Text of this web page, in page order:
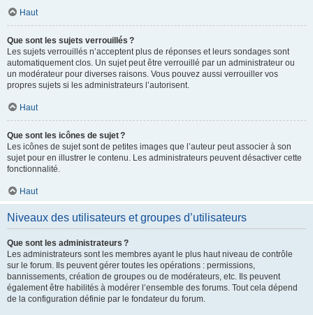
Haut
Que sont les sujets verrouillés ?
Les sujets verrouillés n’acceptent plus de réponses et leurs sondages sont
automatiquement clos. Un sujet peut être verrouillé par un administrateur ou
un modérateur pour diverses raisons. Vous pouvez aussi verrouiller vos
propres sujets si les administrateurs l’autorisent.
Haut
Que sont les icônes de sujet ?
Les icônes de sujet sont de petites images que l’auteur peut associer à son
sujet pour en illustrer le contenu. Les administrateurs peuvent désactiver cette
fonctionnalité.
Haut
Niveaux des utilisateurs et groupes d’utilisateurs
Que sont les administrateurs ?
Les administrateurs sont les membres ayant le plus haut niveau de contrôle
sur le forum. Ils peuvent gérer toutes les opérations : permissions,
bannissements, création de groupes ou de modérateurs, etc. Ils peuvent
également être habilités à modérer l’ensemble des forums. Tout cela dépend
de la configuration définie par le fondateur du forum.